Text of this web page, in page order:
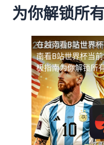
为你解锁所
在越南看B站世界
南看B站世界杯当
极指南为你解锁所